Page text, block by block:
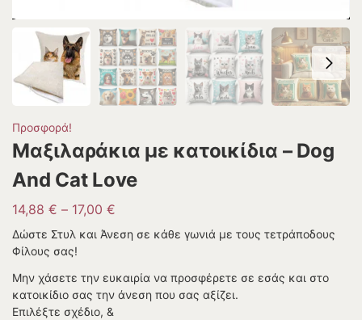
Προσφορά!
Μαξιλαράκια με κατοικίδια – Dog
And Cat Love
14,88 € – 17,00 €
Δώστε Στυλ και Άνεση σε κάθε γωνιά με τους τετράποδους
Φίλους σας!
Μην χάσετε την ευκαιρία να προσφέρετε σε εσάς και στο
κατοικίδιο σας την άνεση που σας αξίζει.
Επιλέξτε σχέδιο, &